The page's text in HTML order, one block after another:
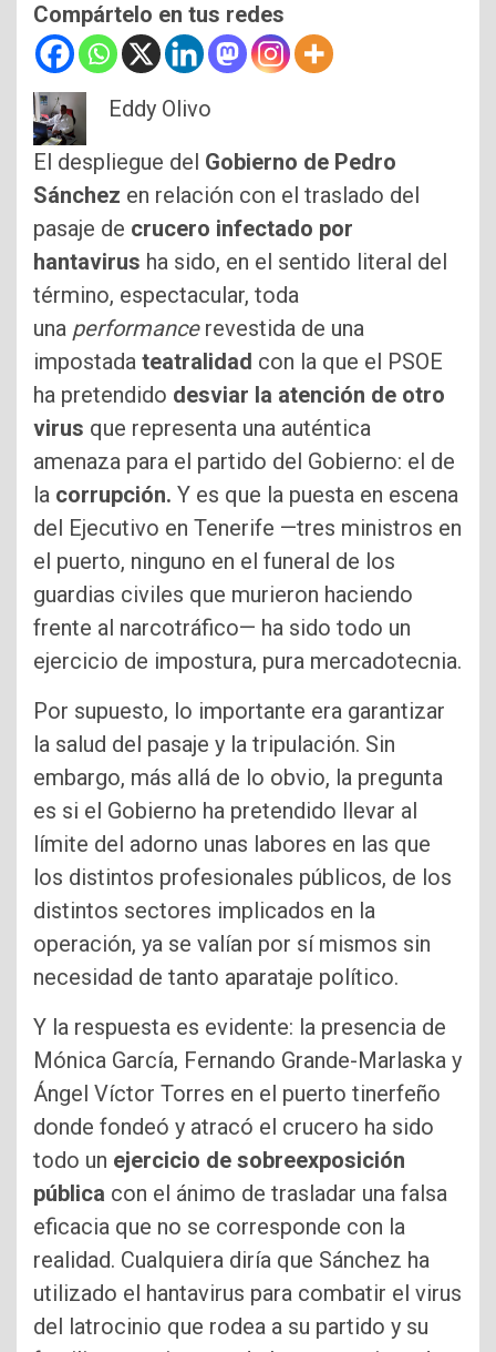
Compártelo en tus redes
Eddy Olivo
El despliegue del Gobierno de Pedro
Sánchez en relación con el traslado del
pasaje de crucero infectado por
hantavirus ha sido, en el sentido literal del
término, espectacular, toda
una performancerevestida de una
impostada teatralidad con la que el PSOE
ha pretendido desviar la atención de otro
virus que representa una auténtica
amenaza para el partido del Gobierno: el de
la corrupción. Y es que la puesta en escena
del Ejecutivo en Tenerife —tres ministros en
el puerto, ninguno en el funeral de los
guardias civiles que murieron haciendo
frente al narcotráfico— ha sido todo un
ejercicio de impostura, pura mercadotecnia.
Por supuesto, lo importante era garantizar
la salud del pasaje y la tripulación. Sin
embargo, más allá de lo obvio, la pregunta
es si el Gobierno ha pretendido llevar al
límite del adorno unas labores en las que
los distintos profesionales públicos, de los
distintos sectores implicados en la
operación, ya se valían por sí mismos sin
necesidad de tanto aparataje político.
Y la respuesta es evidente: la presencia de
Mónica García, Fernando Grande-Marlaska y
Ángel Víctor Torres en el puerto tinerfeño
donde fondeó y atracó el crucero ha sido
todo un ejercicio de sobreexposición
pública con el ánimo de trasladar una falsa
eficacia que no se corresponde con la
realidad. Cualquiera diría que Sánchez ha
utilizado el hantavirus para combatir el virus
del latrocinio que rodea a su partido y su